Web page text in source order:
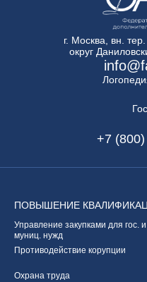
г. Москва, вн.
округ
+7
ПОВЫШЕНИЕ
Управление закупками для гос. и
муниц. нужд
Противодействие корупции
Охрана труда